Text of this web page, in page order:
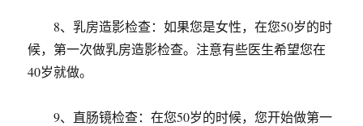
8、乳房造影检查：如果您是女性，在您50岁的时
候，第一次做乳房造影检查。注意有些医生希望您在
40岁就做。
9、直肠镜检查：在您50岁的时候，您开始做第一